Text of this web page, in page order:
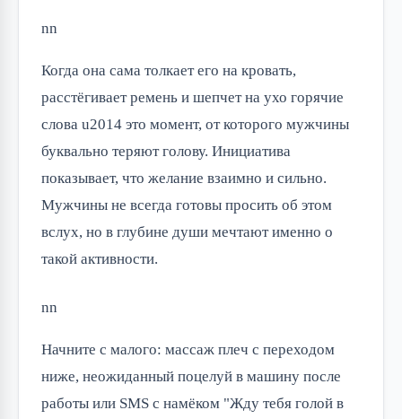
nn
Когда она сама толкает его на кровать,
расстёгивает ремень и шепчет на ухо горячие
слова u2014 это момент, от которого мужчины
буквально теряют голову. Инициатива
показывает, что желание взаимно и сильно.
Мужчины не всегда готовы просить об этом
вслух, но в глубине души мечтают именно о
такой активности.
nn
Начните с малого: массаж плеч с переходом
ниже, неожиданный поцелуй в машину после
работы или SMS с намёком "Жду тебя голой в